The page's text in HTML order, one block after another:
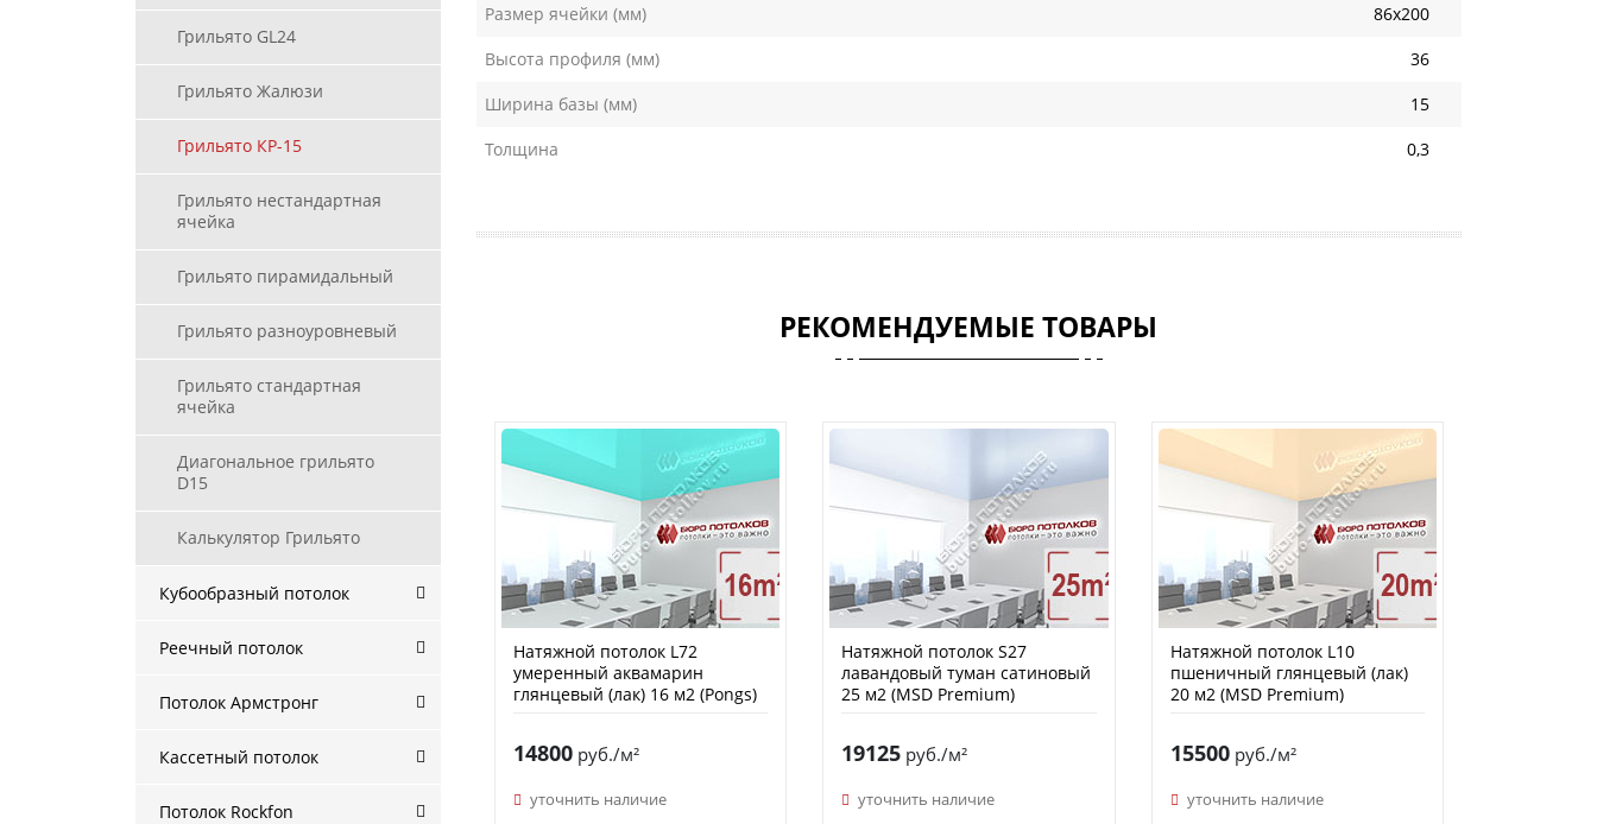
Грильято GL24
Грильято Жалюзи
Грильято КР-15
Грильято нестандартная
ячейка
Грильято пирамидальный
Грильято разноуровневый
Грильято стандартная
ячейка
Диагональное грильято
D15
Калькулятор Грильято
Кубообразный потолок
Реечный потолок
Потолок Армстронг
Кассетный потолок
Потолок Rockfon
Размер ячейки (мм)
86х200
Высота профиля (мм)
36
Ширина базы (мм)
15
Толщина
0,3
РЕКОМЕНДУЕМЫЕ ТОВАРЫ
Натяжной потолок L72
умеренный аквамарин
глянцевый (лак) 16 м2 (Pongs)
14800руб./м²
уточнить наличие
Натяжной потолок S27
лавандовый туман сатиновый
25 м2 (MSD Premium)
19125 руб./м²
уточнить наличие
Натяжной потолок L10
пшеничный глянцевый (лак)
20 м2 (MSD Premium)
15500руб./м²
уточнить наличие